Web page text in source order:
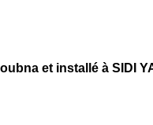
et installé à SIDI